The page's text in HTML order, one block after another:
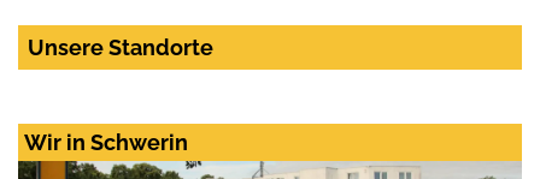
Unsere Standorte
Wir in Schwerin